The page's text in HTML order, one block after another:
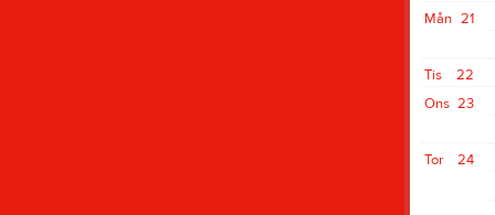
21
Mån
22
Tis
23
Ons
24
Tor